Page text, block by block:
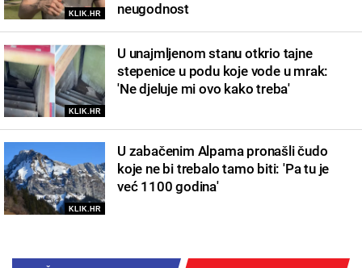
KLIK.HR
neugodnost
KLIK.HR
U unajmljenom stanu otkrio tajne
stepenice u podu koje vode u mrak:
'Ne djeluje mi ovo kako treba'
KLIK.HR
U zabačenim Alpama pronašli čudo
koje ne bi trebalo tamo biti: 'Pa tu je
već 1100 godina'